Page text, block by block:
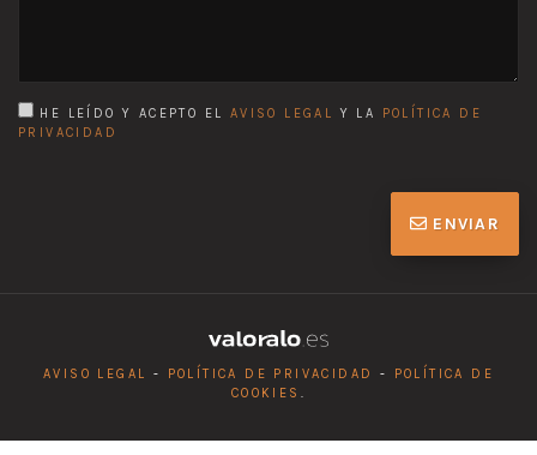
HE LEÍDO Y ACEPTO EL AVISO LEGAL Y LA
POLÍTICA DE
PRIVACIDAD
ENVIAR
AVISO LEGAL - POLÍTICA DE PRIVACIDAD -
POLÍTICA DE
COOKIES .